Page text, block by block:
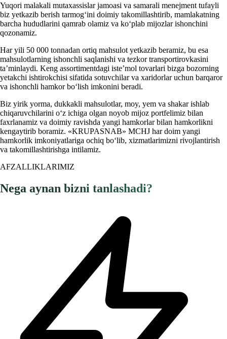
Yuqori malakali mutaxassislar jamoasi va samarali menejment tufayli
biz yetkazib berish tarmog‘ini doimiy takomillashtirib, mamlakatning
barcha hududlarini qamrab olamiz va ko‘plab mijozlar ishonchini
qozonamiz.
Har yili 50 000 tonnadan ortiq mahsulot yetkazib beramiz, bu esa
mahsulotlarning ishonchli saqlanishi va tezkor transportirovkasini
ta’minlaydi. Keng assortimentdagi iste’mol tovarlari bizga bozorning
yetakchi ishtirokchisi sifatida sotuvchilar va xaridorlar uchun barqaror
va ishonchli hamkor bo‘lish imkonini beradi.
Biz yirik yorma, dukkakli mahsulotlar, moy, yem va shakar ishlab
chiqaruvchilarini o‘z ichiga olgan noyob mijoz portfelimiz bilan
faxrlanamiz va doimiy ravishda yangi hamkorlar bilan hamkorlikni
kengaytirib boramiz. «KRUPASNAB» MCHJ har doim yangi
hamkorlik imkoniyatlariga ochiq bo‘lib, xizmatlarimizni rivojlantirish
va takomillashtirishga intilamiz.
AFZALLIKLARIMIZ
Nega aynan bizni tanlashadi?